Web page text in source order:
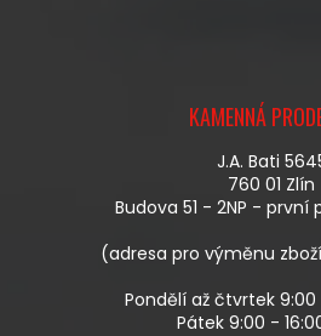
KAMENNÁ
J.A. Bati
760 01 Zlín
Budova 51 - 2NP - první
(adresa pro výměnu
Pondělí až čtvrtek 9:00
Pátek 9:00 -